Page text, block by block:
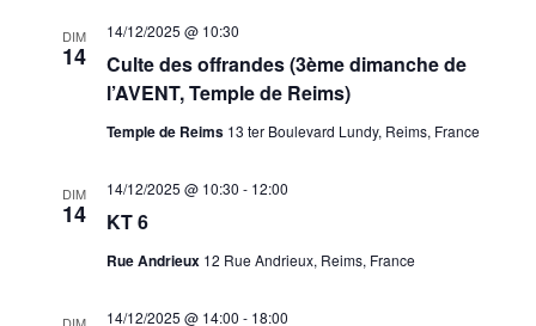
DIM
14
Culte des offrandes (3ème dimanche de
l’AVENT, Temple de Reims)
14/12/2025 @ 10:30
Temple de Reims 13 ter Boulevard Lundy, Reims, France
DIM
14 KT 6
14/12/2025 @ 10:30 - 12:00
Rue Andrieux 12 Rue Andrieux, Reims, France
DIM 14/12/2025 @ 14:00 - 18:00